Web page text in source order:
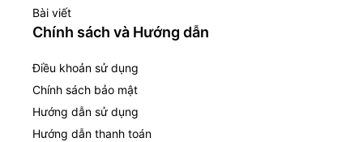
Bài viết
Chính sách và Hướng dẫn
Điều khoản sử dụng
Chính sách bảo mật
Hướng dẫn sử dụng
Hướng dẫn thanh toán